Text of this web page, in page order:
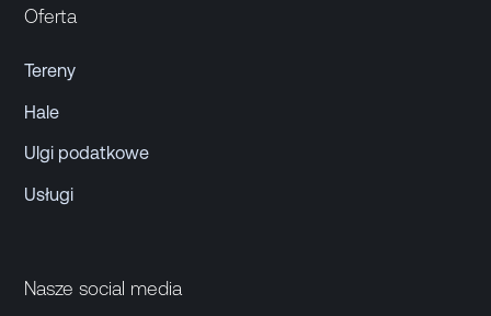
Oferta
Tereny
Hale
Ulgi podatkowe
Usługi
Nasze social media